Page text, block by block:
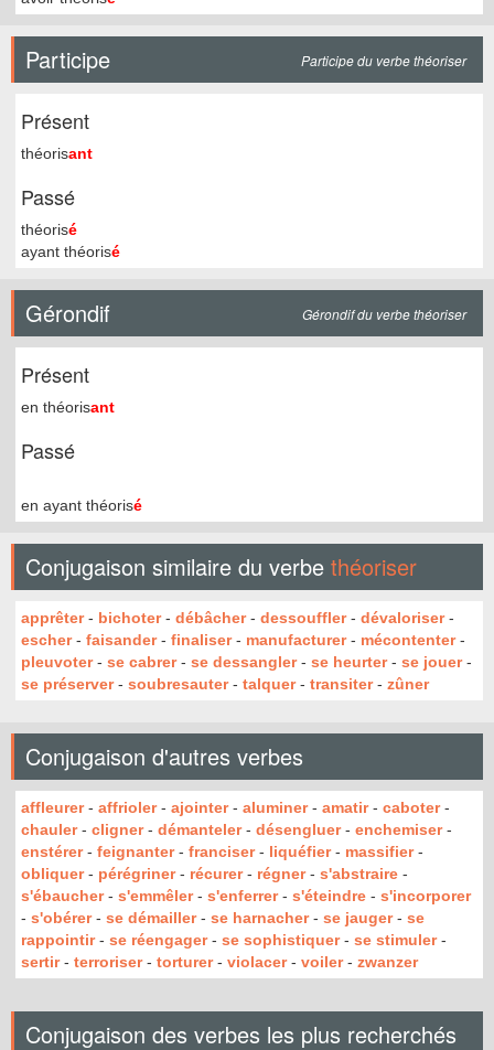
Participe Participe du verbe théoriser
Présent
théorisant
Passé
théorisé
ayant théorisé
Gérondif Gérondif du verbe théoriser
Présent
en théorisant
Passé
en ayant théorisé
Conjugaison similaire du verbe théoriser
apprêter- bichoter- débâcher- dessouffler- dévaloriser-
escher- faisander- finaliser- manufacturer- mécontenter-
pleuvoter- se cabrer- se dessangler- se heurter- se jouer-
se préserver- soubresauter- talquer- transiter- zûner
Conjugaison d'autres verbes
affleurer- affrioler- ajointer- aluminer- amatir- caboter-
chauler- cligner- démanteler- désengluer- enchemiser-
enstérer- feignanter- franciser- liquéfier- massifier-
obliquer- pérégriner- récurer- régner- s'abstraire -
s'ébaucher- s'emmêler- s'enferrer- s'éteindre - s'incorporer
- s'obérer- se démailler- se harnacher- se jauger- se
rappointir- se réengager- se sophistiquer- se stimuler-
sertir- terroriser- torturer- violacer- voiler- zwanzer
Conjugaison des verbes les plus recherchés